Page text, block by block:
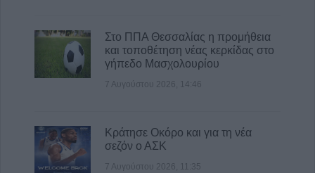
Στο ΠΠΑ Θεσσαλίας η προμήθεια
και τοποθέτηση νέας κερκίδας στο
γήπεδο Μασχολουρίου
7 Αυγούστου 2026, 14:46
Κράτησε Οκόρο και για τη νέα
σεζόν ο ΑΣΚ
7 Αυγούστου 2026, 11:35